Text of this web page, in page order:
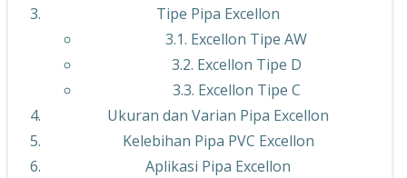
Tipe Pipa Excellon
3.1. Excellon Tipe AW
3.2. Excellon Tipe D
3.3. Excellon Tipe C
Ukuran dan Varian Pipa Excellon
Kelebihan Pipa PVC Excellon
Aplikasi Pipa Excellon